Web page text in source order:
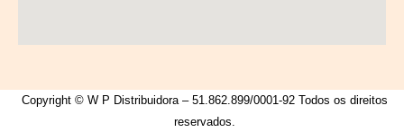
Copyright © W P Distribuidora – 51.862.899/0001-92 Todos os direitos
reservados.